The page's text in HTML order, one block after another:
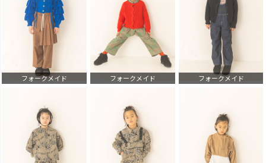
フォークメイド フォークメイド フォークメイド